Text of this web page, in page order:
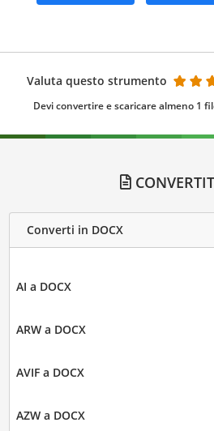
Valuta questo strumento
Devi convertire e scaricare almeno 1
Converti in DOCX
AI a DOCX
ARW a DOCX
AVIF a DOCX
AZW a DOCX